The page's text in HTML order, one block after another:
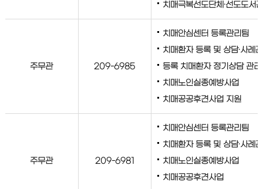
치매극복선도단체·선도도서
주무관 209-6985
치매안심센터 등록관리팀
치매환자 등록 및 상담·사례
등록 치매환자 정기상담 관리
치매노인실종예방사업
치매공공후견사업 지원
주무관 209-6981
치매안심센터 등록관리팀
치매환자 등록 및 상담·사례
치매노인실종예방사업
치매공공후견사업